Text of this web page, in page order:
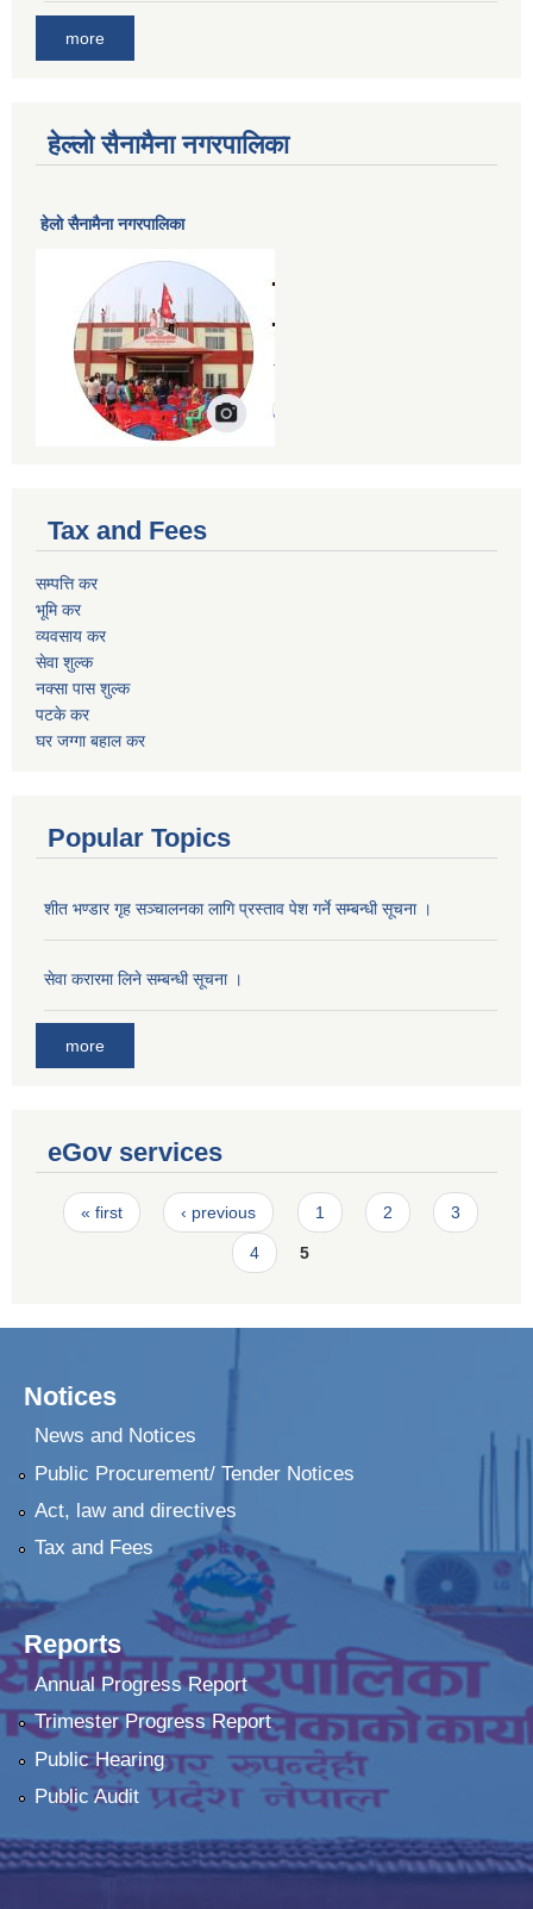
more
हेल्लो सैनामैना नगरपालिका
हेलाे सैनामैना नगरपालिका
Tax and Fees
सम्पत्ति कर
भूमि कर
व्यवसाय कर
सेवा शुल्क
नक्सा पास शुल्क
पटके कर
घर जग्गा बहाल कर
Popular Topics
शीत भण्डार गृह सञ्चालनका लागि प्रस्ताव पेश गर्ने सम्बन्धी सूचना ।
सेवा करारमा लिने सम्बन्धी सूचना ।
more
eGov services
Pages
« first ‹ previous 1 2 3
4 5
Notices
News and Notices
Public Procurement/ Tender Notices
Act, law and directives
Tax and Fees
Reports
Annual Progress Report
Trimester Progress Report
Public Hearing
Public Audit